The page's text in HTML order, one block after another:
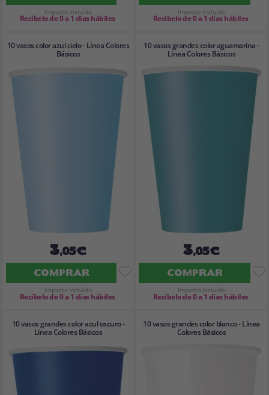
Imposto Incluído
Recíbelo de 0 a 1 días hábiles
Imposto Incluído
Recíbelo de 0 a 1 días hábiles
10 vasos color azul cielo - Línea Colores
Básicos
3,05€
COMPRAR
Imposto Incluído
Recíbelo de 0 a 1 días hábiles
10 vasos grandes color aguamarina -
Línea Colores Básicos
3,05€
COMPRAR
Imposto Incluído
Recíbelo de 0 a 1 días hábiles
10 vasos grandes color azul oscuro -
Línea Colores Básicos
10 vasos grandes color blanco - Línea
Colores Básicos